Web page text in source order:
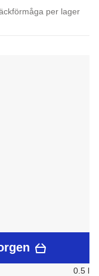
per lager
0.5 l